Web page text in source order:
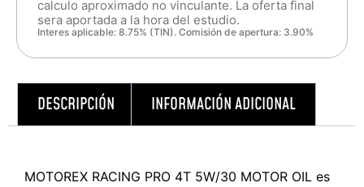
calculo aproximado no vinculante. La oferta final
sera aportada a la hora del estudio.
Interes aplicable: 8.75% (TIN). Comisión de apertura: 3.90%
DESCRIPCIÓN INFORMACIÓN ADICIONAL
MOTOREX RACING PRO 4T 5W/30 MOTOR OIL es